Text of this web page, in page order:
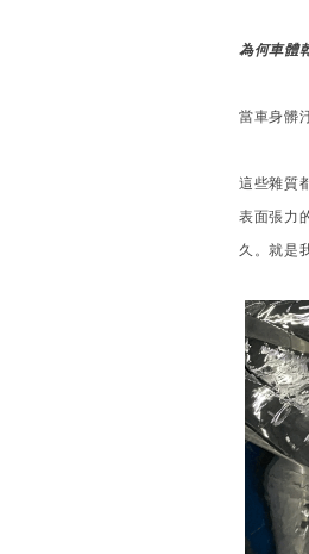
為何車體
當車身髒
這些雜質
表面張力
久。就是